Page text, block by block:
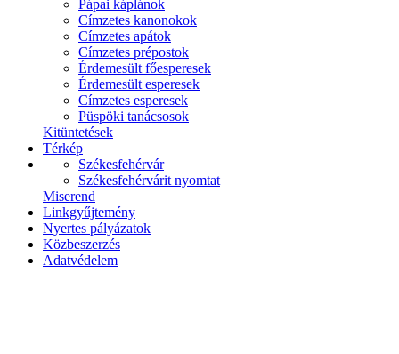
Pápai káplánok
Címzetes kanonokok
Címzetes apátok
Címzetes prépostok
Érdemesült főesperesek
Érdemesült esperesek
Címzetes esperesek
Püspöki tanácsosok
Kitüntetések
Térkép
Székesfehérvár
Székesfehérvárit nyomtat
Miserend
Linkgyűjtemény
Nyertes pályázatok
Közbeszerzés
Adatvédelem